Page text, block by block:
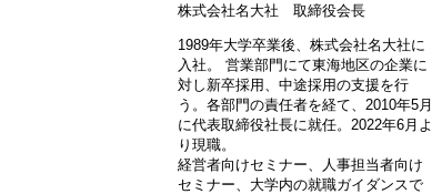
株式会社名大社 取締役会長
1989年大学卒業後、株式会社名大社に
入社。 営業部門にて東海地区の企業に
対し新卒採用、中途採用の支援を行
う。各部門の責任者を経て、2010年5月
に代表取締役社長に就任。2022年6月よ
り現職。
経営者向けセミナー、人事担当者向け
セミナー、大学内の就職ガイダンスで